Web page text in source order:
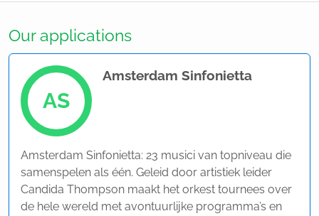
Our applications
AS
Amsterdam Sinfonietta
Amsterdam Sinfonietta: 23 musici van topniveau die
samenspelen als één. Geleid door artistiek leider
Candida Thompson maakt het orkest tournees over
de hele wereld met avontuurlijke programma’s en